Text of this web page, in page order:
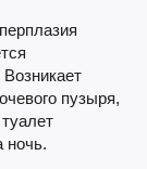
пузыря,
ночь.